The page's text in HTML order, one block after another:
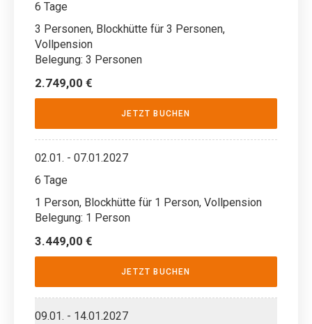
6 Tage
3 Personen, Blockhütte für 3 Personen,
Vollpension
Belegung: 3 Personen
2.749,00 €
JETZT BUCHEN
02.01. - 07.01.2027
6 Tage
1 Person, Blockhütte für 1 Person, Vollpension
Belegung: 1 Person
3.449,00 €
JETZT BUCHEN
09.01. - 14.01.2027